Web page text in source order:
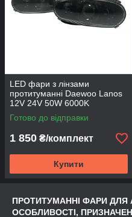
LED фари з лінзами
протитуманні Daewoo Lanos
12V 24V 50W 6000K
Готово до відправки
1 850 ₴/комплект
Купити
ПРОТИТУМАННІ ФАРИ ДЛЯ
ОСОБЛИВОСТІ,